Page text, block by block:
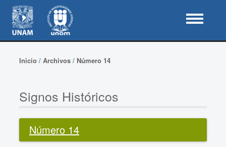
Inicio/ Archivos/ Número 14
Signos Históricos
Número 14